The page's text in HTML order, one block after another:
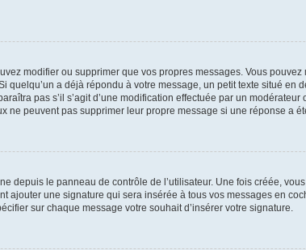
modifier ou supprimer que vos propres messages. Vous
a déjà répondu à votre message, un petit texte situé en
pas s’il s’agit d’une modification effectuée par un
peuvent pas supprimer leur propre message si une réponse a
depuis le panneau de contrôle de l’utilisateur. Une fois créée,
ajouter une signature qui sera insérée à tous vos messages en
sur chaque message votre souhait d’insérer votre signature.